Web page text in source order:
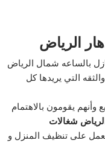
الرياض
بالساعه شمال الرياض
التي يريدها كل
وأنهم يقومون بالاهتمام
شغالات
على تنظيف المنزل و